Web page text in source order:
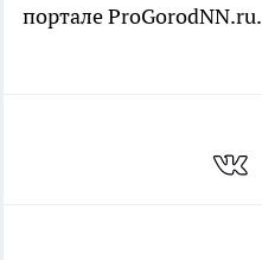
портале ProGorodNN.ru.